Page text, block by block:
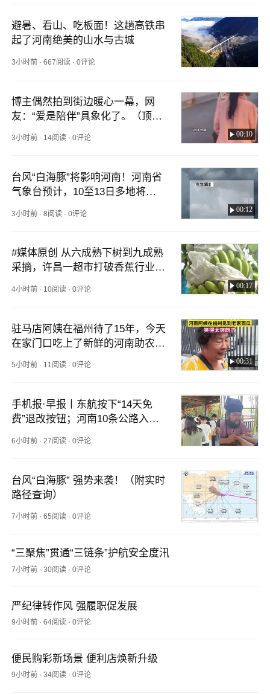
和南瓜。他平时通过直播销售农产
品，地头到线上两头忙。（顶端新
新观察
避暑、看山、吃板面！这趟高铁串
起了河南绝美的山水与古城
3小时前 ·667阅读 ·0评论
博主偶然拍到街边暖心一幕，网
友：“爱是陪伴”具象化了。（顶端
00:10
3小时前 · 14阅读 ·0评论
台风“白海豚”将影响河南！河南省
气象台预计，10至13日多地将有
雨。（顶端新闻记者 周茜）#白海
00:12
3小时前 ·8阅读 ·0评论
#媒体原创 从六成熟下树到九成熟
采摘，许昌一超市打破香蕉行业惯
记者 马涛 宋广军 通讯员 武雯）#
区域新观察
00:17
4小时前 · 10阅读 ·0评论
驻马店阿姨在福州待了15年，今天
在家门口吃上了新鲜的河南助农
00:31
5小时前 · 11阅读 ·0评论
手机报·早报丨东航按下“14天免
费”退改按钮；河南10条公路入选
6小时前 ·27阅读 ·0评论
台风“白海豚” 强势来袭！（附实时
路径查询）
7小时前 ·65阅读 ·0评论
“三聚焦”贯通“三链条”护航安全度汛
7小时前 ·30阅读 ·0评论
严纪律转作风 强履职促发展
9小时前 ·64阅读 ·0评论
便民购彩新场景 便利店焕新升级
9小时前 ·34阅读 ·0评论